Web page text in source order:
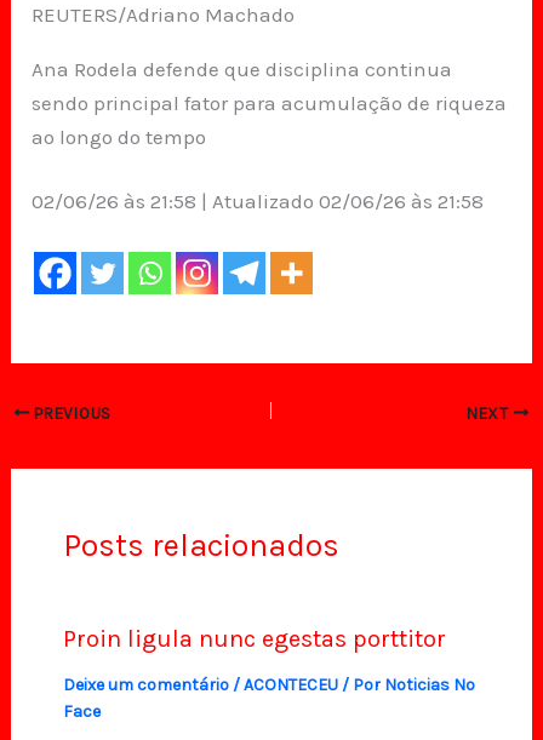
REUTERS/Adriano Machado
Ana Rodela defende que disciplina continua
sendo principal fator para acumulação de riqueza
ao longo do tempo
02/06/26 às 21:58 | Atualizado 02/06/26 às 21:58
PREVIOUS NEXT
Posts relacionados
Proin ligula nunc egestas porttitor
Deixe um comentário/ACONTECEU/ Por Noticias No
Face